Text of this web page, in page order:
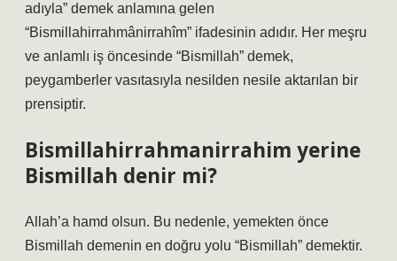
adıyla” demek anlamına gelen
“Bismillahirrahmânirrahîm” ifadesinin adıdır. Her meşru
ve anlamlı iş öncesinde “Bismillah” demek,
peygamberler vasıtasıyla nesilden nesile aktarılan bir
prensiptir.
Bismillahirrahmanirrahim yerine
Bismillah denir mi?
Allah’a hamd olsun. Bu nedenle, yemekten önce
Bismillah demenin en doğru yolu “Bismillah” demektir.